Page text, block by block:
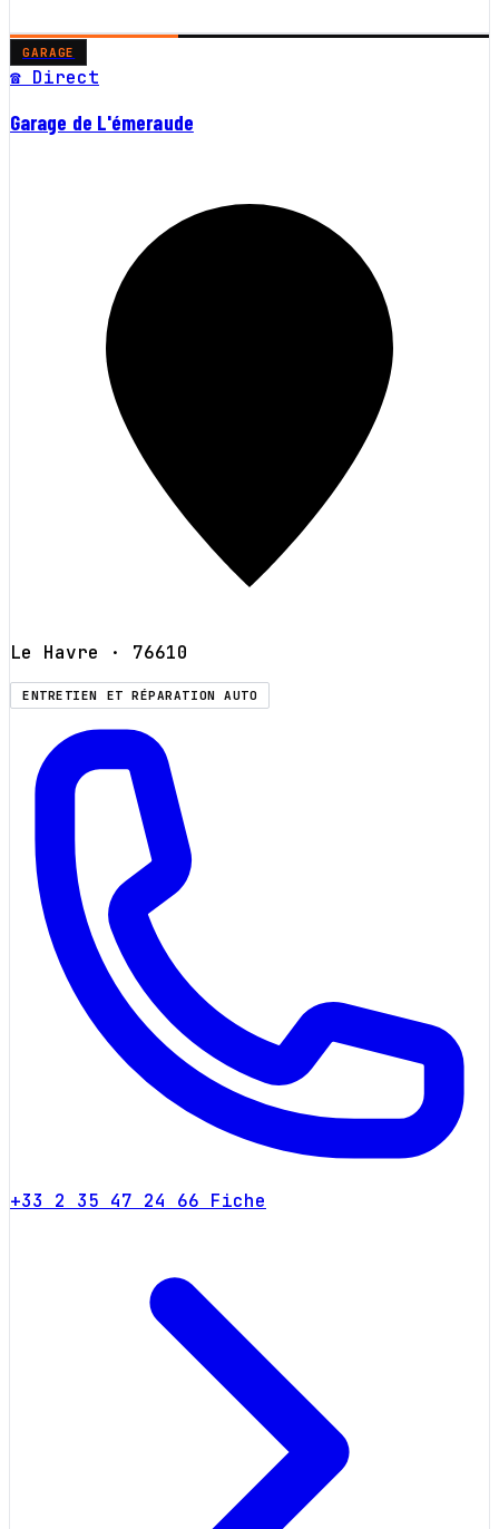
GARAGE
☎ Direct
Garage de L'émeraude
Le Havre · 76610
ENTRETIEN ET RÉPARATION AUTO
+33 2 35 47 24 66 Fiche